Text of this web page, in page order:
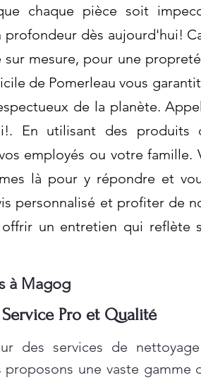
chaque pièce soit
dès aujourd'hui!
mesure, pour une
de Pomerleau vous
de la planète.
En utilisant des produits
employés ou votre famille.
là pour y répondre et
personnalisé et profiter de
un entretien qui reflète
à Magog
Pro et Qualité
des services de
une vaste gamme